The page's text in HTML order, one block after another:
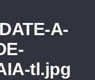
A-
tl.jpg